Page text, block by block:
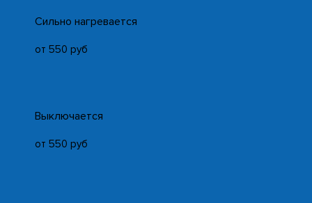
Сильно нагревается
от 550 руб
Выключается
от 550 руб